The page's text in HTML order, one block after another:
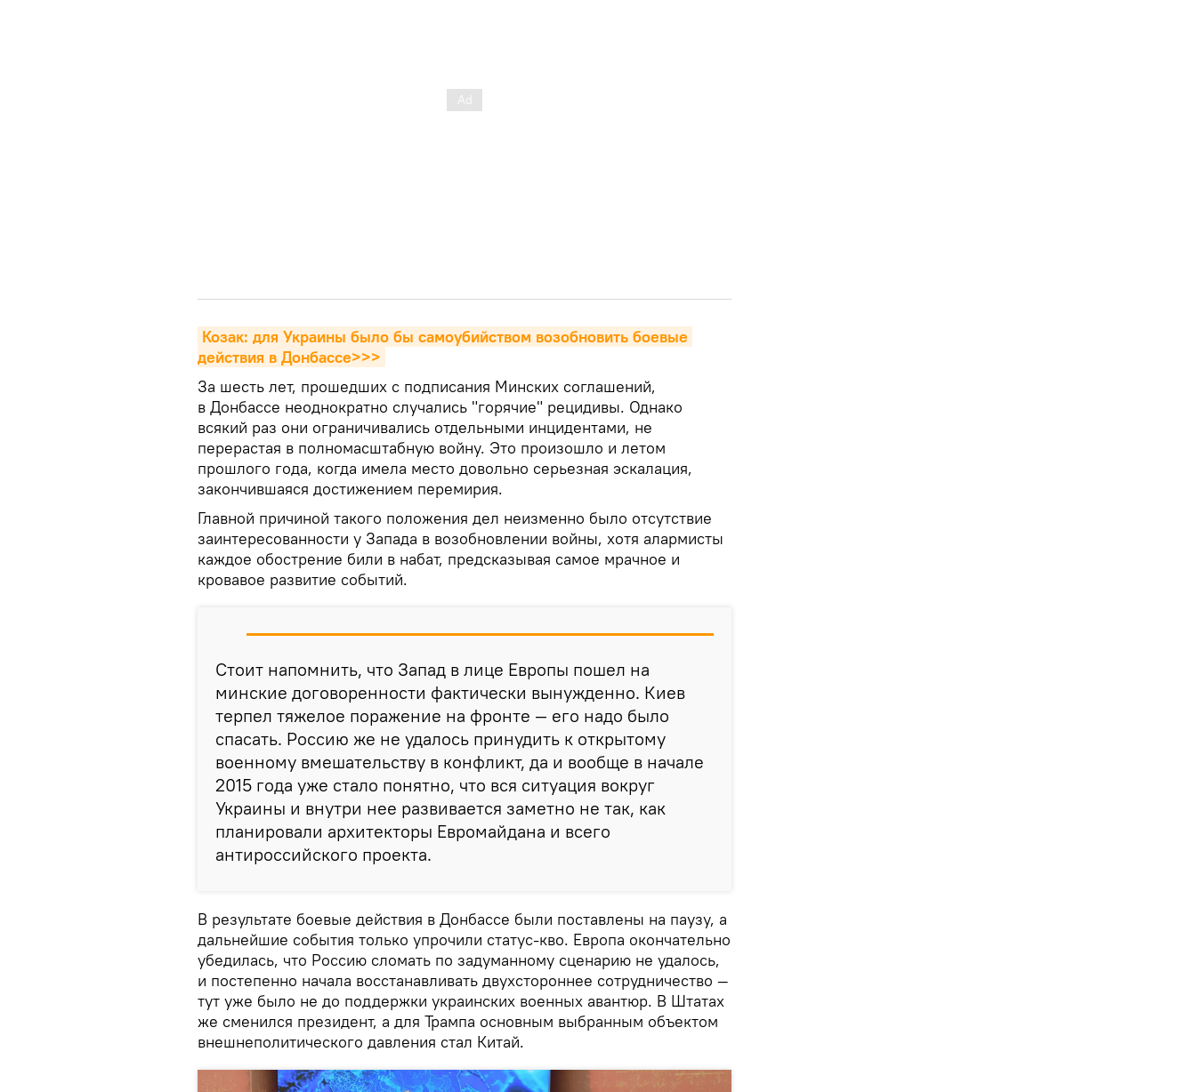
Козак: для Украины было бы самоубийством возобновить боевые
действия в Донбассе>>>
За шесть лет, прошедших с подписания Минских соглашений,
в Донбассе неоднократно случались "горячие" рецидивы. Однако
всякий раз они ограничивались отдельными инцидентами, не
перерастая в полномасштабную войну. Это произошло и летом
прошлого года, когда имела место довольно серьезная эскалация,
закончившаяся достижением перемирия.
Главной причиной такого положения дел неизменно было отсутствие
заинтересованности у Запада в возобновлении войны, хотя алармисты
каждое обострение били в набат, предсказывая самое мрачное и
кровавое развитие событий.
Стоит напомнить, что Запад в лице Европы пошел на
минские договоренности фактически вынужденно. Киев
терпел тяжелое поражение на фронте — его надо было
спасать. Россию же не удалось принудить к открытому
военному вмешательству в конфликт, да и вообще в начале
2015 года уже стало понятно, что вся ситуация вокруг
Украины и внутри нее развивается заметно не так, как
планировали архитекторы Евромайдана и всего
антироссийского проекта.
В результате боевые действия в Донбассе были поставлены на паузу, а
дальнейшие события только упрочили статус-кво. Европа окончательно
убедилась, что Россию сломать по задуманному сценарию не удалось,
и постепенно начала восстанавливать двухстороннее сотрудничество —
тут уже было не до поддержки украинских военных авантюр. В Штатах
же сменился президент, а для Трампа основным выбранным объектом
внешнеполитического давления стал Китай.